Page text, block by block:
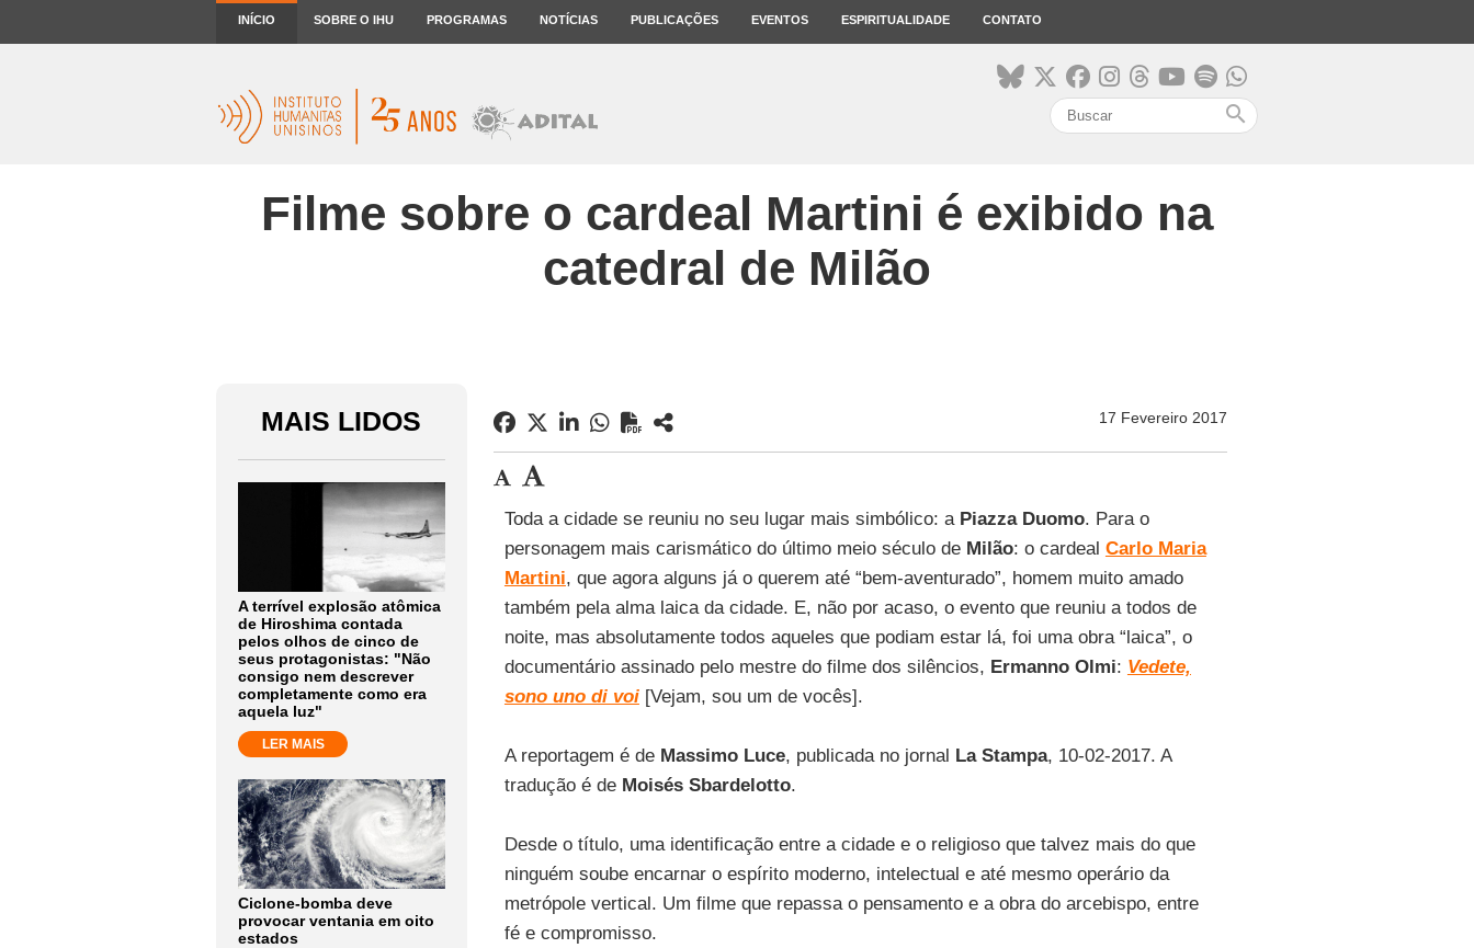
INÍCIO SOBRE O IHU PROGRAMAS NOTÍCIAS PUBLICAÇÕES EVENTOS ESPIRITUALIDADE CONTATO
search
Filme sobre o cardeal Martini é exibido na
catedral de Milão
MAIS LIDOS
A terrível explosão atômica
de Hiroshima contada
pelos olhos de cinco de
seus protagonistas: "Não
consigo nem descrever
completamente como era
aquela luz"
LER MAIS
Ciclone-bomba deve
provocar ventania em oito
estados
17 Fevereiro 2017
Toda a cidade se reuniu no seu lugar mais simbólico: a Piazza Duomo. Para o
personagem mais carismático do último meio século de Milão: o cardeal Carlo Maria
Martini, que agora alguns já o querem até “bem-aventurado”, homem muito amado
também pela alma laica da cidade. E, não por acaso, o evento que reuniu a todos de
noite, mas absolutamente todos aqueles que podiam estar lá, foi uma obra “laica”, o
documentário assinado pelo mestre do filme dos silêncios, Ermanno Olmi: Vedete,
sono uno di voi[Vejam, sou um de vocês].
A reportagem é de Massimo Luce, publicada no jornal La Stampa, 10-02-2017. A
tradução é de Moisés Sbardelotto.
Desde o título, uma identificação entre a cidade e o religioso que talvez mais do que
ninguém soube encarnar o espírito moderno, intelectual e até mesmo operário da
metrópole vertical. Um filme que repassa o pensamento e a obra do arcebispo, entre
fé e compromisso.